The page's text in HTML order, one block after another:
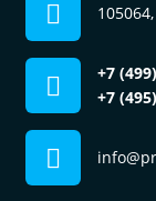
+7
+7